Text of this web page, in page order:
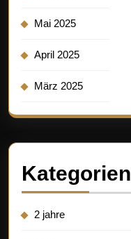
Mai 2025
April 2025
März 2025
Kategorien
2 jahre